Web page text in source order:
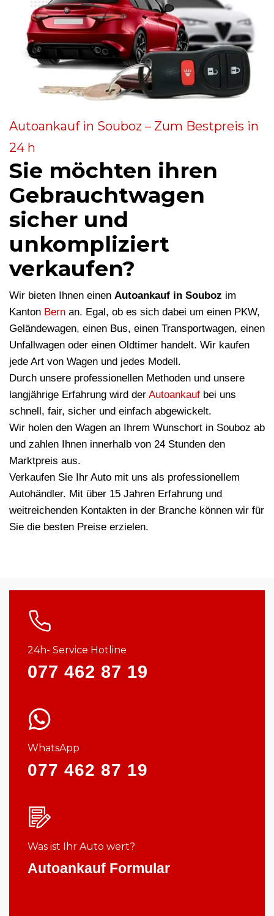
Autoankauf in Souboz – Zum Bestpreis in
24 h
Sie möchten ihren
Gebrauchtwagen
sicher und
unkompliziert
verkaufen?
Wir bieten Ihnen einen Autoankauf in Souboz im
Kanton Bern an. Egal, ob es sich dabei um einen PKW,
Geländewagen, einen Bus, einen Transportwagen, einen
Unfallwagen oder einen Oldtimer handelt. Wir kaufen
jede Art von Wagen und jedes Modell.
Durch unsere professionellen Methoden und unsere
langjährige Erfahrung wird der Autoankauf bei uns
schnell, fair, sicher und einfach abgewickelt.
Wir holen den Wagen an Ihrem Wunschort in Souboz ab
und zahlen Ihnen innerhalb von 24 Stunden den
Marktpreis aus.
Verkaufen Sie Ihr Auto mit uns als professionellem
Autohändler. Mit über 15 Jahren Erfahrung und
weitreichenden Kontakten in der Branche können wir für
Sie die besten Preise erzielen.
24h- Service Hotline
077 462 87 19
WhatsApp
077 462 87 19
Was ist Ihr Auto wert?
Autoankauf Formular